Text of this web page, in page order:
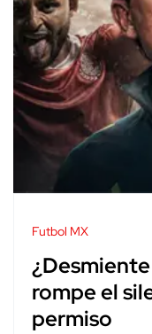
Futbol MX
rompe el
permiso